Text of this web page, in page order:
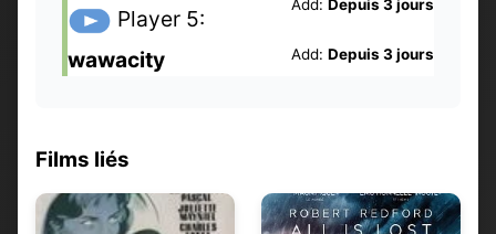
Add: Depuis 3 jours
Player 5:
wawacity
Add: Depuis 3 jours
Films liés